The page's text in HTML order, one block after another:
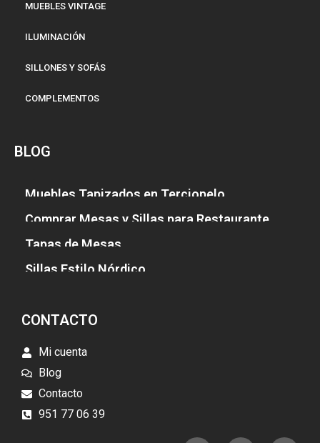
MUEBLES VINTAGE
ILUMINACIÓN
SILLONES Y SOFÁS
COMPLEMENTOS
BLOG
Muebles Tapizados en Terciopelo
Comprar Mesas y Sillas para Restaurante
Tapas de Mesas
Sillas Estilo Nórdico
CONTACTO
Mi cuenta
Blog
Contacto
951 77 06 39